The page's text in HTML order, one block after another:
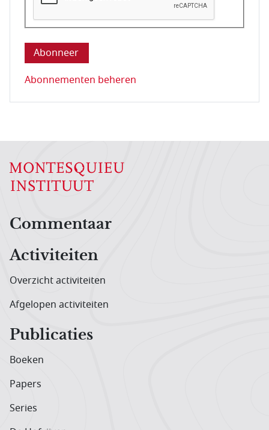
Deze vraag is om te controleren dat u een mens
Abonnementen beheren
Hoofdnavigatiemenu
Commentaar
Activiteiten
Overzicht activiteiten
Afgelopen activiteiten
Publicaties
Boeken
Papers
Series